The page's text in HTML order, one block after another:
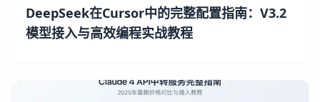
DeepSeek在Cursor中的完整配置指南：V3.2
模型接入与高效编程实战教程